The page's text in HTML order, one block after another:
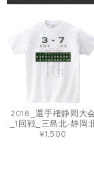
2018_選手権静岡大
_1回戦_三島北-静岡
¥1,500